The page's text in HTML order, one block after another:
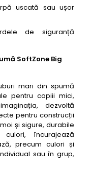
uscată sau ușor
de siguranță
SoftZone Big
mari din spumă
pentru copiii mici,
dezvoltă
pentru construcții
și sigure, durabile
încurajează
precum culori și
sau în grup,